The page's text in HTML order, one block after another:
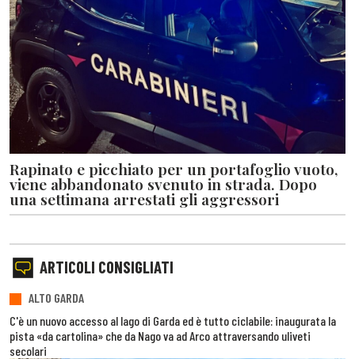
Rapinato e picchiato per un portafoglio vuoto,
viene abbandonato svenuto in strada. Dopo
una settimana arrestati gli aggressori
ARTICOLI CONSIGLIATI
ALTO GARDA
C'è un nuovo accesso al lago di Garda ed è tutto ciclabile: inaugurata la
pista «da cartolina» che da Nago va ad Arco attraversando uliveti
secolari